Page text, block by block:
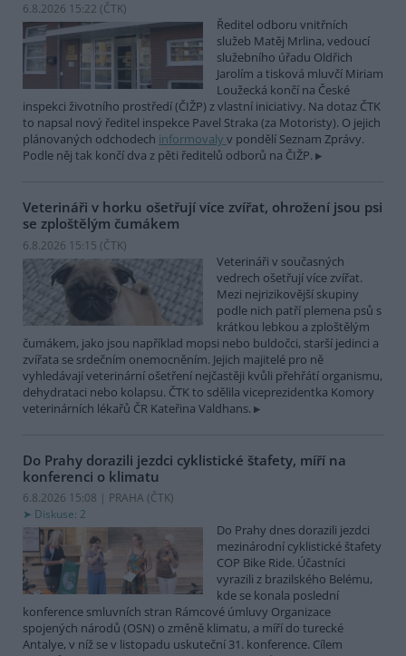
6.8.2026 15:22 (ČTK)
Ředitel odboru vnitřních
služeb Matěj Mrlina, vedoucí
služebního úřadu Oldřich
Jarolím a tisková mluvčí Miriam
Loužecká končí na České
inspekci životního prostředí (ČIŽP) z vlastní iniciativy. Na dotaz ČTK
to napsal nový ředitel inspekce Pavel Straka (za Motoristy). O jejich
plánovaných odchodech informovaly v pondělí Seznam Zprávy.
Podle něj tak končí dva z pěti ředitelů odborů na ČIŽP.
Veterináři v horku ošetřují více zvířat, ohrožení jsou psi
se zploštělým čumákem
6.8.2026 15:15 (ČTK)
Veterináři v současných
vedrech ošetřují více zvířat.
Mezi nejrizikovější skupiny
podle nich patří plemena psů s
krátkou lebkou a zploštělým
čumákem, jako jsou například mopsi nebo buldočci, starší jedinci a
zvířata se srdečním onemocněním. Jejich majitelé pro ně
vyhledávají veterinární ošetření nejčastěji kvůli přehřátí organismu,
dehydrataci nebo kolapsu. ČTK to sdělila viceprezidentka Komory
veterinárních lékařů ČR Kateřina Valdhans.
Do Prahy dorazili jezdci cyklistické štafety, míří na
konferenci o klimatu
6.8.2026 15:08 | PRAHA (ČTK)
Diskuse: 2
Do Prahy dnes dorazili jezdci
mezinárodní cyklistické štafety
COP Bike Ride. Účastníci
vyrazili z brazilského Belému,
kde se konala poslední
konference smluvních stran Rámcové úmluvy Organizace
spojených národů (OSN) o změně klimatu, a míří do turecké
Antalye, v níž se v listopadu uskuteční 31. konference. Cílem